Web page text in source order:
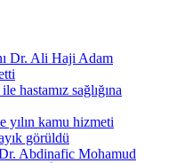
Dr. Ali Haji Adam
hastamız sağlığına
yılın kamu hizmeti
görüldü
Abdinafic Mohamud